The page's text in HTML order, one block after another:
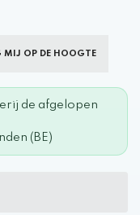
MIJ OP DE HOOGTE
de afgelopen
(BE)